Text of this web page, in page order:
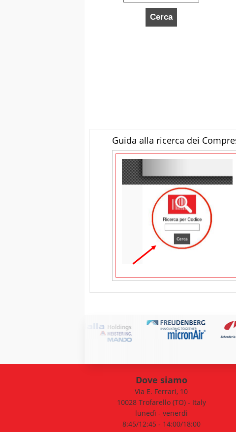
Guida alla ricerca dei
Dove siamo
Via E. Ferrari, 10
10028 Trofarello (TO) - Italy
lunedì - venerdì
8:45/12:45 - 14:00/18:00